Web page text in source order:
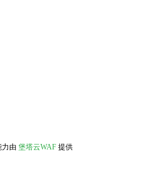
由 堡塔云WAF 提供